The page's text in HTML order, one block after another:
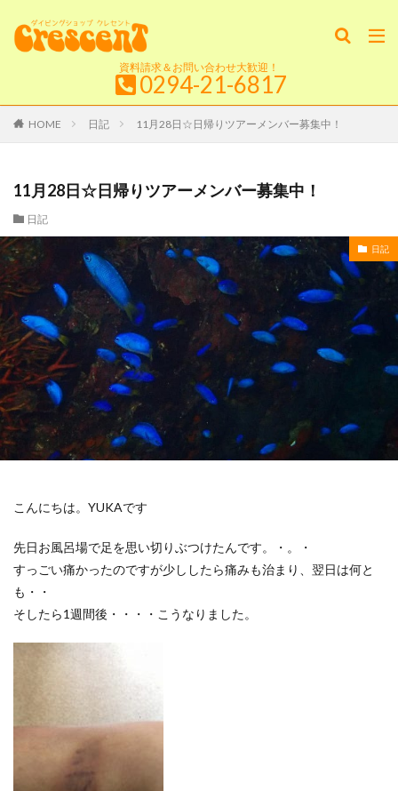
資料請求＆お問い合わせ大歓迎！
0294-21-6817
HOME 日記 11月28日☆日帰りツアーメンバー募集中！
11月28日☆日帰りツアーメンバー募集中！
日記
日記
こんにちは。YUKAです
先日お風呂場で足を思い切りぶつけたんです。・。・
すっごい痛かったのですが少ししたら痛みも治まり、翌日は何と
も・・
そしたら1週間後・・・・こうなりました。